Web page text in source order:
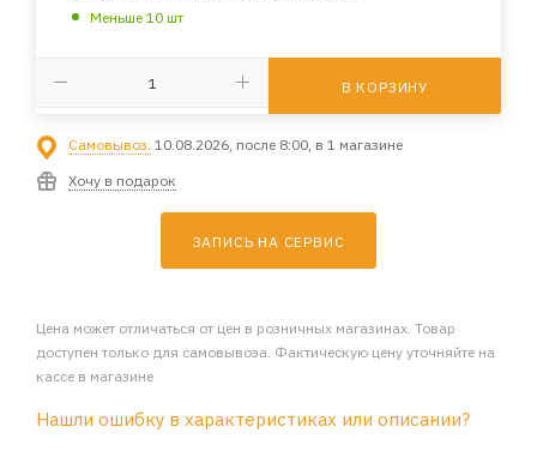
Меньше 10 шт
В КОРЗИНУ
Самовывоз: 10.08.2026, после 8:00, в 1 магазине
Хочу в подарок
ЗАПИСЬ НА СЕРВИС
Цена может отличаться от цен в розничных магазинах. Товар
доступен только для самовывоза. Фактическую цену уточняйте на
кассе в магазине
Нашли ошибку в характеристиках или описании?